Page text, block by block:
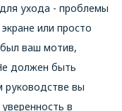
ухода - проблемы
или просто
ваш мотив,
должен быть
вы
в